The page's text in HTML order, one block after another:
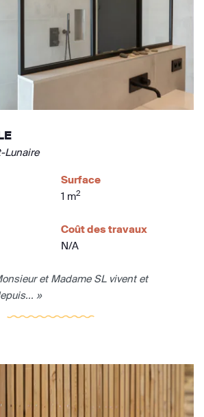
Lunaire
Surface
1 m2
Coût des travaux
N/A
et Madame SL vivent et
»